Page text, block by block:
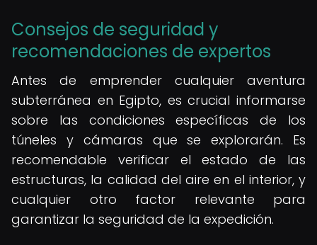
Consejos de seguridad y
recomendaciones de expertos
Antes de emprender cualquier aventura
subterránea en Egipto, es crucial informarse
sobre las condiciones específicas de los
túneles y cámaras que se explorarán. Es
recomendable verificar el estado de las
estructuras, la calidad del aire en el interior, y
cualquier otro factor relevante para
garantizar la seguridad de la expedición.